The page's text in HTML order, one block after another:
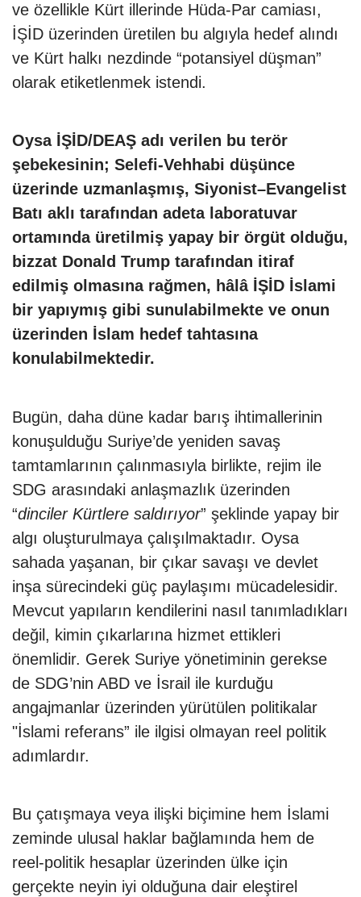
ve özellikle Kürt illerinde Hüda-Par camiası,
İŞİD üzerinden üretilen bu algıyla hedef alındı
ve Kürt halkı nezdinde “potansiyel düşman”
olarak etiketlenmek istendi.
Oysa İŞİD/DEAŞ adı verilen bu terör
şebekesinin; Selefi-Vehhabi düşünce
üzerinde uzmanlaşmış, Siyonist–Evangelist
Batı aklı tarafından adeta laboratuvar
ortamında üretilmiş yapay bir örgüt olduğu,
bizzat Donald Trump tarafından itiraf
edilmiş olmasına rağmen, hâlâ İŞİD İslami
bir yapıymış gibi sunulabilmekte ve onun
üzerinden İslam hedef tahtasına
konulabilmektedir.
Bugün, daha düne kadar barış ihtimallerinin
konuşulduğu Suriye’de yeniden savaş
tamtamlarının çalınmasıyla birlikte, rejim ile
SDG arasındaki anlaşmazlık üzerinden
“dinciler Kürtlere saldırıyor” şeklinde yapay bir
algı oluşturulmaya çalışılmaktadır. Oysa
sahada yaşanan, bir çıkar savaşı ve devlet
inşa sürecindeki güç paylaşımı mücadelesidir.
Mevcut yapıların kendilerini nasıl tanımladıkları
değil, kimin çıkarlarına hizmet ettikleri
önemlidir. Gerek Suriye yönetiminin gerekse
de SDG’nin ABD ve İsrail ile kurduğu
angajmanlar üzerinden yürütülen politikalar
"İslami referans” ile ilgisi olmayan reel politik
adımlardır.
Bu çatışmaya veya ilişki biçimine hem İslami
zeminde ulusal haklar bağlamında hem de
reel-politik hesaplar üzerinden ülke için
gerçekte neyin iyi olduğuna dair eleştirel